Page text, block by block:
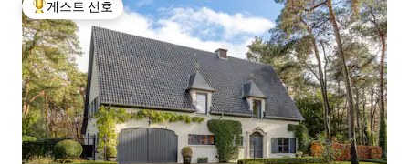
상위 게스트 선호
게스트 선호